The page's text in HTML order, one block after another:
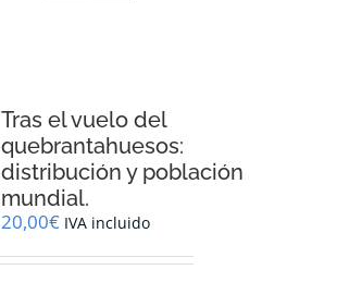
Tras el vuelo del
quebrantahuesos:
distribución y población
mundial.
20,00€ IVA incluido